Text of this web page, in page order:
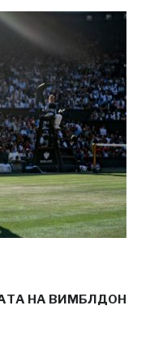
НА ВИМБЛДОН